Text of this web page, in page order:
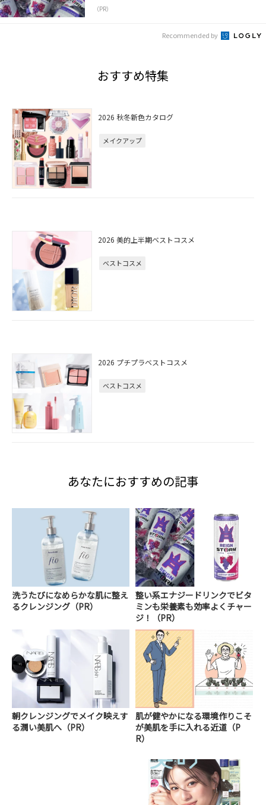
（PR）
Recommended by
おすすめ特集
2026 秋冬新色カタログ
メイクアップ
2026 美的上半期ベストコスメ
ベストコスメ
2026 プチプラベストコスメ
ベストコスメ
あなたにおすすめの記事
洗うたびになめらかな肌に整え
るクレンジング（PR）
整い系エナジードリンクでビタ
ミンも栄養素も効率よくチャー
ジ！（PR）
朝クレンジングでメイク映えす
る潤い美肌へ（PR）
肌が健やかになる環境作りこそ
が美肌を手に入れる近道（P
R）